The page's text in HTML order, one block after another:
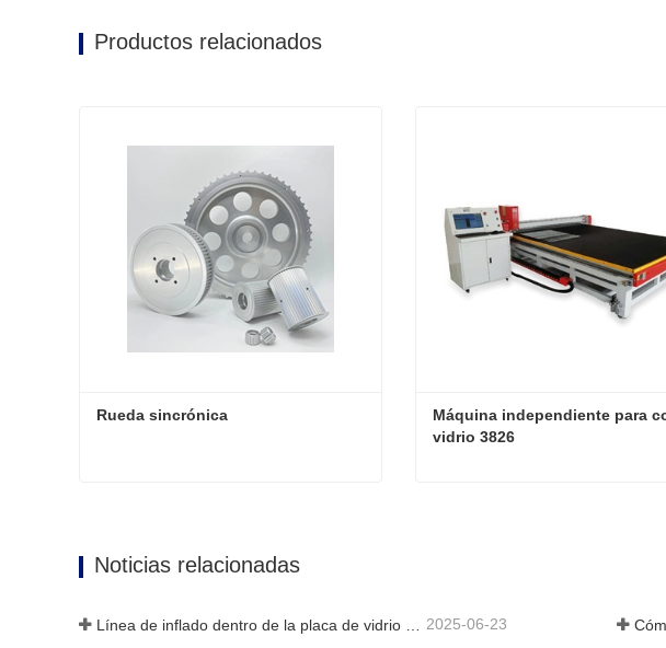
Productos relacionados
Rueda sincrónica
Máquina independiente para
vidrio 3826
Noticias relacionadas
Línea de inflado dentro de la placa de vidrio hueca 2025-06-23